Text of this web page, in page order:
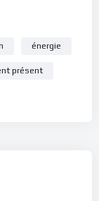
énergie
présent